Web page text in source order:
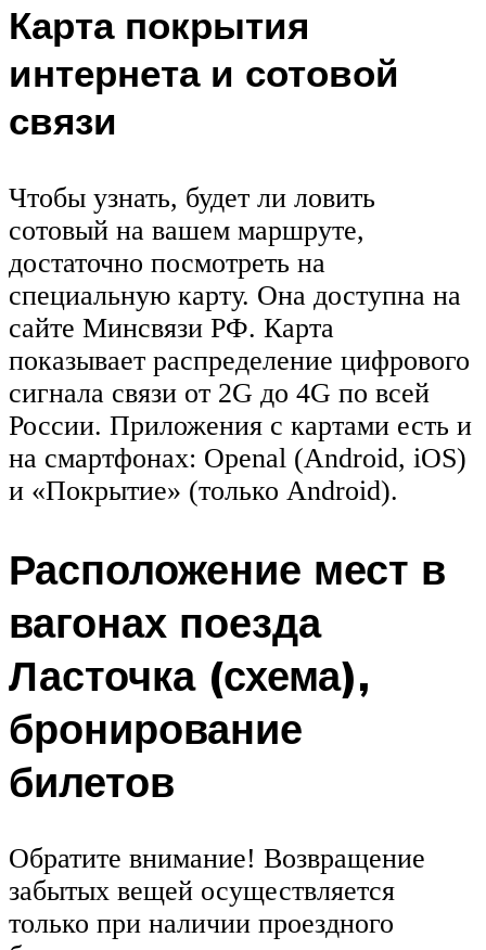
Карта покрытия
интернета и сотовой
связи
Чтобы узнать, будет ли ловить
сотовый на вашем маршруте,
достаточно посмотреть на
специальную карту. Она доступна на
сайте Минсвязи РФ. Карта
показывает распределение цифрового
сигнала связи от 2G до 4G по всей
России. Приложения с картами есть и
на смартфонах: Openal (Android, iOS)
и «Покрытие» (только Android).
Расположение мест в
вагонах поезда
Ласточка (схема),
бронирование
билетов
Обратите внимание! Возвращение
забытых вещей осуществляется
только при наличии проездного